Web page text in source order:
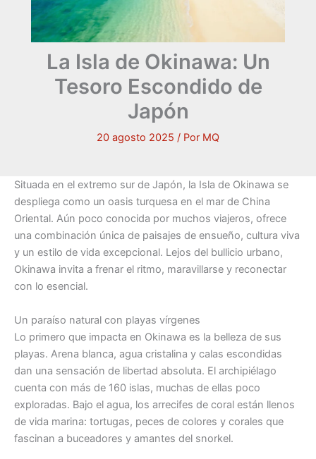
La Isla de Okinawa: Un
Tesoro Escondido de
Japón
20 agosto 2025 / Por MQ
Situada en el extremo sur de Japón, la Isla de Okinawa se
despliega como un oasis turquesa en el mar de China
Oriental. Aún poco conocida por muchos viajeros, ofrece
una combinación única de paisajes de ensueño, cultura viva
y un estilo de vida excepcional. Lejos del bullicio urbano,
Okinawa invita a frenar el ritmo, maravillarse y reconectar
con lo esencial.
Un paraíso natural con playas vírgenes
Lo primero que impacta en Okinawa es la belleza de sus
playas. Arena blanca, agua cristalina y calas escondidas
dan una sensación de libertad absoluta. El archipiélago
cuenta con más de 160 islas, muchas de ellas poco
exploradas. Bajo el agua, los arrecifes de coral están llenos
de vida marina: tortugas, peces de colores y corales que
fascinan a buceadores y amantes del snorkel.